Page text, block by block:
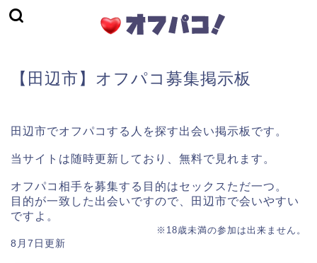
【田辺市】オフパコ募集掲示板
田辺市でオフパコする人を探す出会い掲示板です。
当サイトは随時更新しており、無料で見れます。
オフパコ相手を募集する目的はセックスただ一つ。
目的が一致した出会いですので、田辺市で会いやすい
ですよ。
※18歳未満の参加は出来ません。
8月7日更新